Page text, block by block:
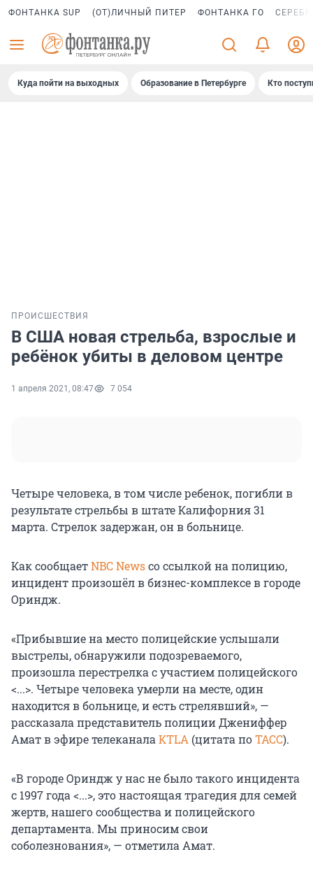
ФОНТАНКА SUP (ОТ)ЛИЧНЫЙ ПИТЕР ФОНТАНКА ГО
Куда пойти на выходных Образование в Петербурге Кто
ПРОИСШЕСТВИЯ
В США новая стрельба, взрослые и
ребёнок убиты в деловом центре
1 апреля 2021, 08:47 7 054
Четыре человека, в том числе ребенок, погибли в
результате стрельбы в штате Калифорния 31
марта. Стрелок задержан, он в больнице.
Как сообщаетNBC Newsсо ссылкой на полицию,
инцидент произошёл в бизнес-комплексе в городе
Ориндж.
«Прибывшие на место полицейские услышали
выстрелы, обнаружили подозреваемого,
произошла перестрелка с участием полицейского
<...>. Четыре человека умерли на месте, один
находится в больнице, и есть стрелявший», —
рассказала представитель полиции Джениффер
Амат в эфире телеканала КTLA (цитата поТАСС).
«В городе Ориндж у нас не было такого инцидента
с 1997 года <...>, это настоящая трагедия для семей
жертв, нашего сообщества и полицейского
департамента. Мы приносим свои
соболезнования», — отметила Амат.